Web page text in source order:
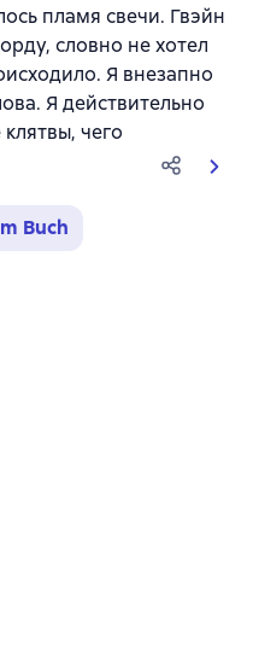
пламя свечи. Гвэйн
словно не хотел
Я внезапно
Я действительно
чего
Buch